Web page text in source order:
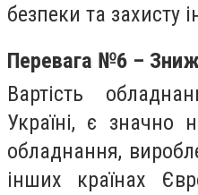
безпеки та захисту
Перевага №6 –
Вартість
Україні, є значно
обладнання,
інших країнах